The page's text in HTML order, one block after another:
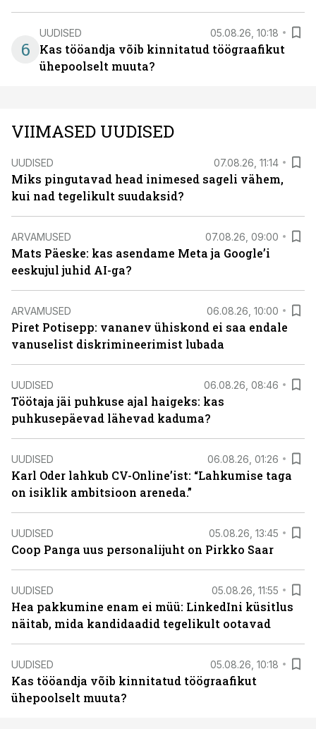
6
UUDISED 05.08.26, 10:18
Kas tööandja võib kinnitatud töögraafikut
ühepoolselt muuta?
VIIMASED UUDISED
UUDISED 07.08.26, 11:14
Miks pingutavad head inimesed sageli vähem,
kui nad tegelikult suudaksid?
ARVAMUSED 07.08.26, 09:00
Mats Päeske: kas asendame Meta ja Google’i
eeskujul juhid AI-ga?
ARVAMUSED 06.08.26, 10:00
Piret Potisepp: vananev ühiskond ei saa endale
vanuselist diskrimineerimist lubada
UUDISED 06.08.26, 08:46
Töötaja jäi puhkuse ajal haigeks: kas
puhkusepäevad lähevad kaduma?
UUDISED 06.08.26, 01:26
Karl Oder lahkub CV-Online’ist: “Lahkumise taga
on isiklik ambitsioon areneda.”
UUDISED 05.08.26, 13:45
Coop Panga uus personalijuht on Pirkko Saar
UUDISED 05.08.26, 11:55
Hea pakkumine enam ei müü: LinkedIni küsitlus
näitab, mida kandidaadid tegelikult ootavad
UUDISED 05.08.26, 10:18
Kas tööandja võib kinnitatud töögraafikut
ühepoolselt muuta?